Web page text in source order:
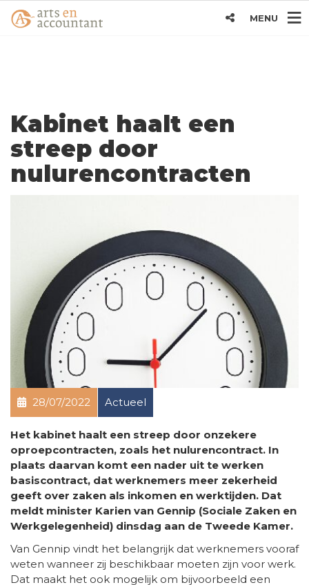
MENU
Kabinet haalt een
streep door
nulurencontracten
28/07/2022 Actueel
Het kabinet haalt een streep door onzekere
oproepcontracten, zoals het nulurencontract. In
plaats daarvan komt een nader uit te werken
basiscontract, dat werknemers meer zekerheid
geeft over zaken als inkomen en werktijden. Dat
meldt minister Karien van Gennip (Sociale Zaken en
Werkgelegenheid) dinsdag aan de Tweede Kamer.
Van Gennip vindt het belangrijk dat werknemers vooraf
weten wanneer zij beschikbaar moeten zijn voor werk.
Dat maakt het ook mogelijk om bijvoorbeeld een